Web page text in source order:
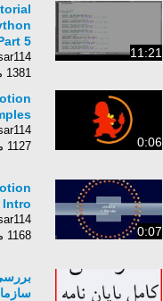
11:21
5
1381 مشاهده
0:06
1127 مشاهده
0:07
Intro
1168 مشاهده